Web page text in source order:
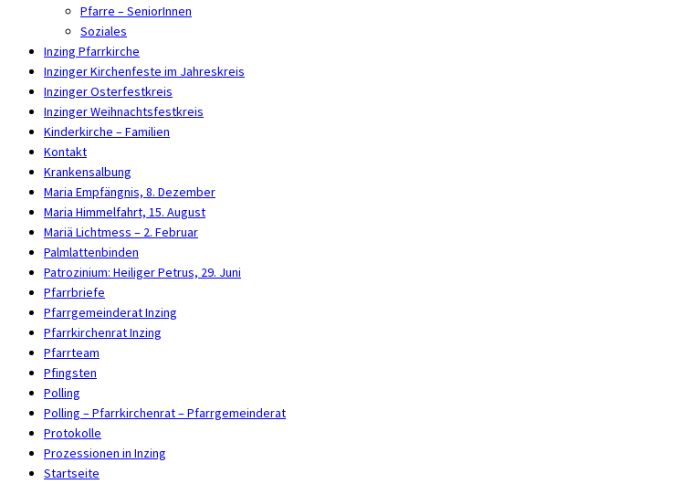
Pfarre – SeniorInnen
Soziales
Inzing Pfarrkirche
Inzinger Kirchenfeste im Jahreskreis
Inzinger Osterfestkreis
Inzinger Weihnachtsfestkreis
Kinderkirche – Familien
Kontakt
Krankensalbung
Maria Empfängnis, 8. Dezember
Maria Himmelfahrt, 15. August
Mariä Lichtmess – 2. Februar
Palmlattenbinden
Patrozinium: Heiliger Petrus, 29. Juni
Pfarrbriefe
Pfarrgemeinderat Inzing
Pfarrkirchenrat Inzing
Pfarrteam
Pfingsten
Polling
Polling – Pfarrkirchenrat – Pfarrgemeinderat
Protokolle
Prozessionen in Inzing
Startseite